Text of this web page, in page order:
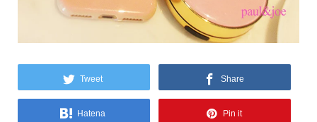
Tweet Share
Hatena Pin it